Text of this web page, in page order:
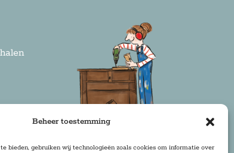
Beheer toestemming
bieden, gebruiken wij technologieën zoals cookies om informatie over